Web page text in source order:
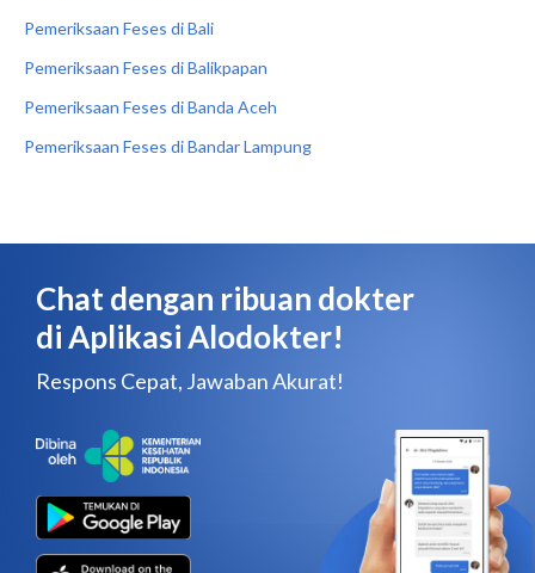
Pemeriksaan Feses di Bali
Pemeriksaan Feses di Balikpapan
Pemeriksaan Feses di Banda Aceh
Pemeriksaan Feses di Bandar Lampung